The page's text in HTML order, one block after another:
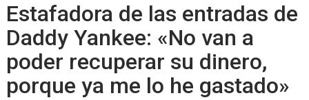
Estafadora de las entradas de
Daddy Yankee: «No van a
poder recuperar su dinero,
porque ya me lo he gastado»